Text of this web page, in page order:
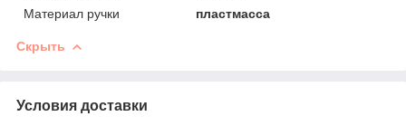
Материал ручки
пластмасса
Скрыть
Условия доставки